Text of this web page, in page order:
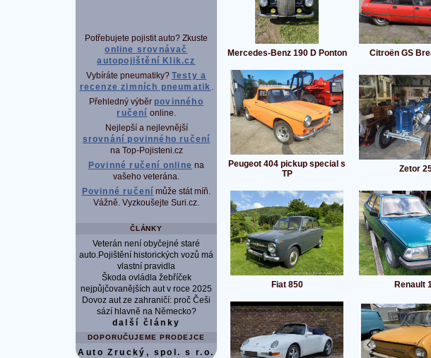
Potřebujete pojistit auto? Zkuste
online srovnávač
autopojištění Klik.cz
Vybíráte pneumatiky? Testy a
recenze zimních pneumatik .
Přehledný výběr povinného
ručení online.
Nejlepší a nejlevnější
srovnání povinného ručení
na Top-Pojisteni.cz
Povinné ručení online na
vašeho veterána.
Povinné ručení může stát míň.
Vážně. Vyzkoušejte Suri.cz.
ČLÁNKY
Veterán není obyčejné staré
auto.Pojištění historických vozů má
vlastní pravidla
Škoda ovládla žebříček
nejpůjčovanějších aut v roce 2025
Dovoz aut ze zahraničí: proč Češi
sází hlavně na Německo?
další články
DOPORUČUJEME PRODEJCE
Auto Zrucký, spol. s r.o.
Mercedes-Benz 190 D Ponton Citroën GS
Peugeot 404 pickup special s
TP
Zetor
Fiat 850 Renault